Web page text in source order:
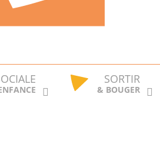
SORTIR
& BOUGER